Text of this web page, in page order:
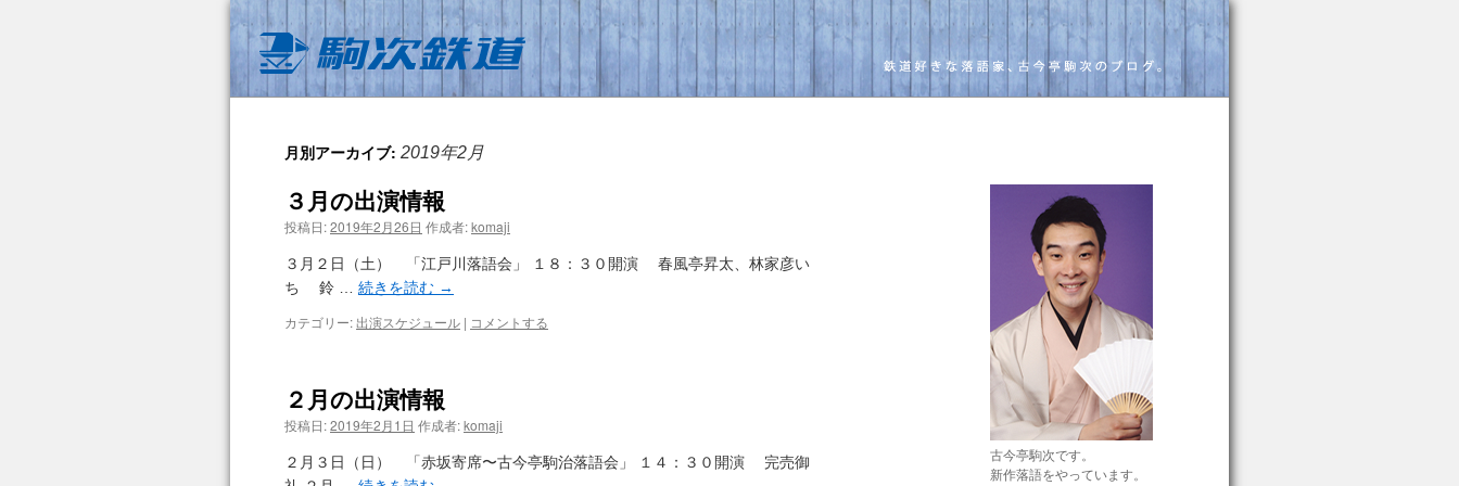
月別アーカイブ: 2019年2月
３月の出演情報
投稿日:2019年2月26日 作成者:komaji
３月２日（土） 「江戸川落語会」 １８：３０開演 春風亭昇太、林家彦い
ち 鈴 … 続きを読む →
カテゴリー:出演スケジュール | コメントする
２月の出演情報
投稿日:2019年2月1日 作成者:komaji
２月３日（日） 「赤坂寄席〜古今亭駒治落語会」 １４：３０開演 完売御
古今亭駒次です。
新作落語をやっています。